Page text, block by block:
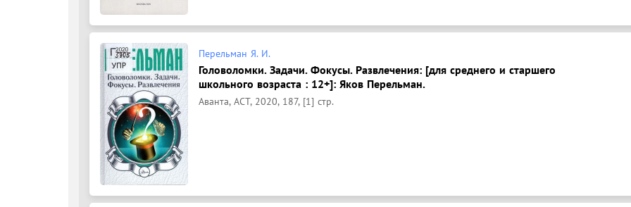
Перельман Я. И.
Головоломки. Задачи. Фокусы. Развлечения: [для среднего и старшего
школьного возраста : 12+]: Яков Перельман.
Аванта, АСТ, 2020, 187, [1] стр.